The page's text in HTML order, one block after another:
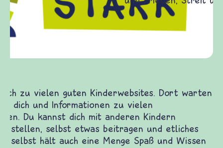
Fragen von Krieg und Frieden, Streit und
Gewalt informiert und einen Austausch zu
diesem Themenbereich ermöglicht. frieden-
fragen.de bietet Antworten auf wichtige
(Über-)Lebensfragen aus den Bereichen Krieg